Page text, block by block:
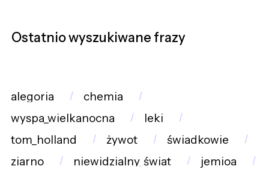
Ostatnio wyszukiwane frazy
alegoria
chemia
wyspa_wielkanocna
leki
tom_holland
żywot
świadkowie
ziarno
niewidzialny_świat
jemioa